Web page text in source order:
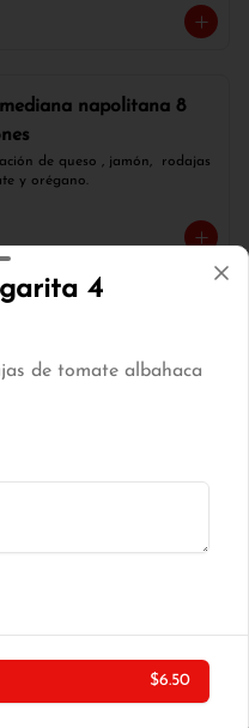
mediana napolitana 8
de queso , jamón,  rodajas
y orégano.
de queso , tocino, cebolla
4
de tomate albahaca
$6.50